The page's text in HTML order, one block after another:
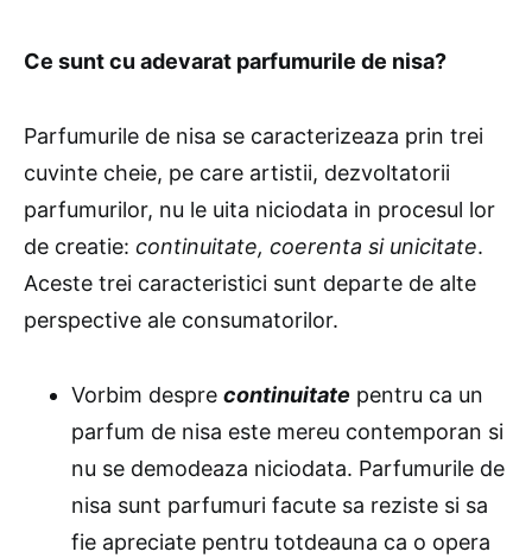
Ce sunt cu adevarat parfumurile de nisa?
Parfumurile de nisa se caracterizeaza prin trei
cuvinte cheie, pe care artistii, dezvoltatorii
parfumurilor, nu le uita niciodata in procesul lor
de creatie: continuitate, coerenta si unicitate.
Aceste trei caracteristici sunt departe de alte
perspective ale consumatorilor.
Vorbim despre continuitate pentru ca un
parfum de nisa este mereu contemporan si
nu se demodeaza niciodata. Parfumurile de
nisa sunt parfumuri facute sa reziste si sa
fie apreciate pentru totdeauna ca o opera